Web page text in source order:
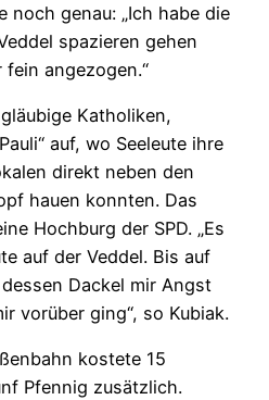
noch genau: „Ich habe die
spazieren gehen
fein angezogen.“
Katholiken,
auf, wo Seeleute ihre
direkt neben den
hauen konnten. Das
Hochburg der SPD. „Es
auf der Veddel. Bis auf
Dackel mir Angst
vorüber ging“, so Kubiak.
kostete 15
Pfennig zusätzlich.